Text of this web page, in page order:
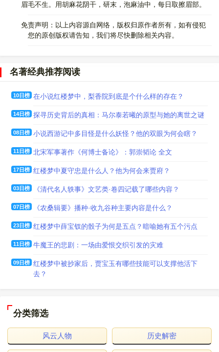
眉毛不生。用胡麻花阴干，研末，泡麻油中，每日取擦眉部。
免责声明：以上内容源自网络，版权归原作者所有，如有侵犯
您的原创版权请告知，我们将尽快删除相关内容。
名著经典推荐阅读
10日榜 在小说红楼梦中，梨香院到底是个什么样的存在？
14日榜 探寻历史背后的真相：马尔泰若曦的原型与她的离世之谜
08日榜 小说西游记中多目怪是什么妖怪？他的双眼为何会瞎？
11日榜 北宋军事著作《何博士备论》：郭崇韬论 全文
17日榜 红楼梦中夏守忠是什么人？他为何会来贾府？
03日榜 《清代名人轶事》文艺类·卷四记载了哪些内容？
07日榜 《农桑辑要》播种·收九谷种主要内容是什么？
23日榜 红楼梦中薛宝钗的骰子为何是五点？暗喻她有五个污点
11日榜 牛魔王的悲剧：一场由爱恨交织引发的灾难
09日榜 红楼梦中被抄家后，贾宝玉有哪些技能可以支撑他活下
去？
分类筛选
风云人物 历史解密